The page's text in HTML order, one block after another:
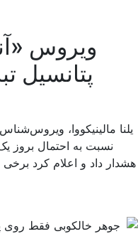
ویروس
پتانسیل
یلنا مالینیکووا،
نسبت به احتمال بروز
هشدار داد و اعلام کرد